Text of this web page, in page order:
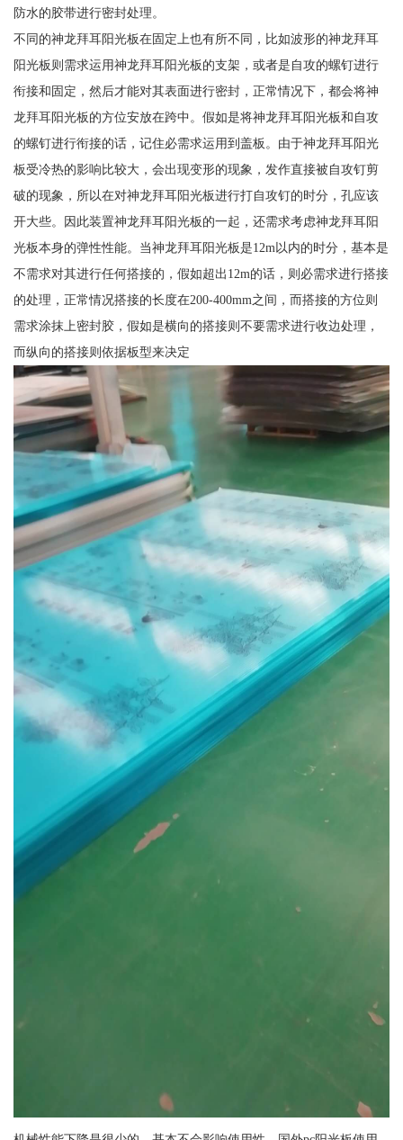
防水的胶带进行密封处理。
不同的神龙拜耳阳光板在固定上也有所不同，比如波形的神龙拜耳
阳光板则需求运用神龙拜耳阳光板的支架，或者是自攻的螺钉进行
衔接和固定，然后才能对其表面进行密封，正常情况下，都会将神
龙拜耳阳光板的方位安放在跨中。假如是将神龙拜耳阳光板和自攻
的螺钉进行衔接的话，记住必需求运用到盖板。由于神龙拜耳阳光
板受冷热的影响比较大，会出现变形的现象，发作直接被自攻钉剪
破的现象，所以在对神龙拜耳阳光板进行打自攻钉的时分，孔应该
开大些。因此装置神龙拜耳阳光板的一起，还需求考虑神龙拜耳阳
光板本身的弹性性能。当神龙拜耳阳光板是12m以内的时分，基本是
不需求对其进行任何搭接的，假如超出12m的话，则必需求进行搭接
的处理，正常情况搭接的长度在200-400mm之间，而搭接的方位则
需求涂抹上密封胶，假如是横向的搭接则不要需求进行收边处理，
而纵向的搭接则依据板型来决定